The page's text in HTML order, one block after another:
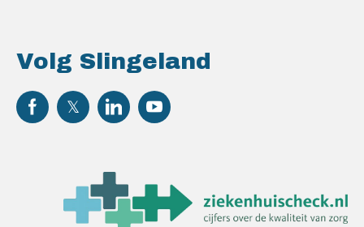
Volg Slingeland